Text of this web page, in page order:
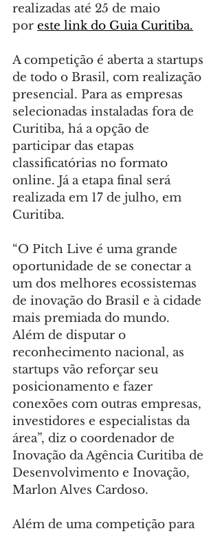
realizadas até 25 de maio
por este link do Guia Curitiba.
A competição é aberta a startups
de todo o Brasil, com realização
presencial. Para as empresas
selecionadas instaladas fora de
Curitiba, há a opção de
participar das etapas
classificatórias no formato
online. Já a etapa final será
realizada em 17 de julho, em
Curitiba.
“O Pitch Live é uma grande
oportunidade de se conectar a
um dos melhores ecossistemas
de inovação do Brasil e à cidade
mais premiada do mundo.
Além de disputar o
reconhecimento nacional, as
startups vão reforçar seu
posicionamento e fazer
conexões com outras empresas,
investidores e especialistas da
área”, diz o coordenador de
Inovação da Agência Curitiba de
Desenvolvimento e Inovação,
Marlon Alves Cardoso.
Além de uma competição para